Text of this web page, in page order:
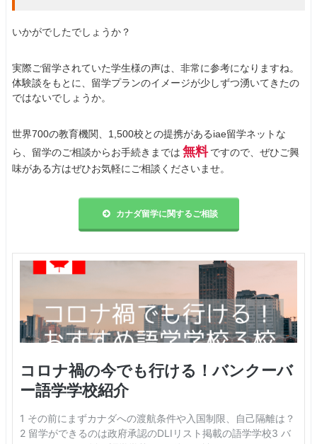
いかがでしたでしょうか？
実際ご留学されていた学生様の声は、非常に参考になりますね。
体験談をもとに、留学プランのイメージが少しずつ湧いてきたの
ではないでしょうか。
世界700の教育機関、1,500校との提携があるiae留学ネットな
ら、留学のご相談からお手続きまでは 無料 ですので、ぜひご興
味がある方はぜひお気軽にご相談くださいませ。
カナダ留学に関するご相談